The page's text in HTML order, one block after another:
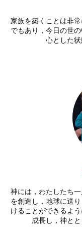
家族を築くことは非
でもあり，今日の世
心とした
神には，わたしたち
を創造し，地球に送
けることができるよ
成長し，神と